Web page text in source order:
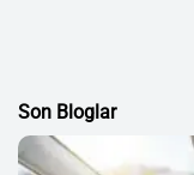
Son Bloglar